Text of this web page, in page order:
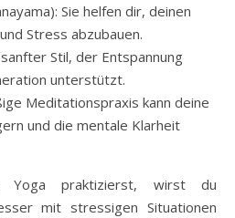
Sie helfen dir, deinen
Stress abzubauen.
Stil, der Entspannung
unterstützt.
Meditationspraxis kann deine
und die mentale Klarheit
Yoga praktizierst, wirst du
mit stressigen Situationen